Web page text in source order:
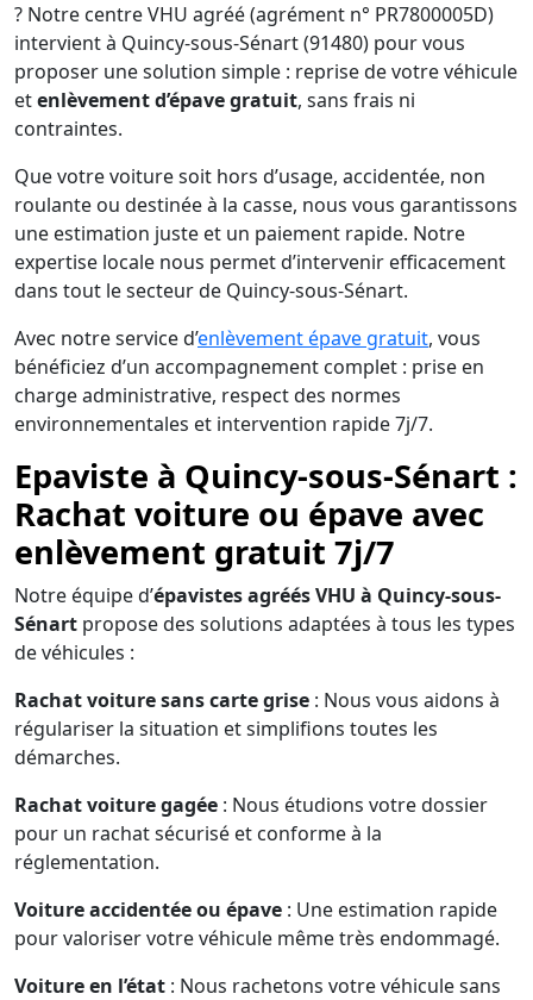
? Notre centre VHU agréé (agrément n° PR7800005D)
intervient à Quincy-sous-Sénart (91480) pour vous
proposer une solution simple : reprise de votre véhicule
etenlèvement d’épave gratuit, sans frais ni
contraintes.
Que votre voiture soit hors d’usage, accidentée, non
roulante ou destinée à la casse, nous vous garantissons
une estimation juste et un paiement rapide. Notre
expertise locale nous permet d’intervenir efficacement
dans tout le secteur de Quincy-sous-Sénart.
Avec notre service d’enlèvement épave gratuit, vous
bénéficiez d’un accompagnement complet : prise en
charge administrative, respect des normes
environnementales et intervention rapide 7j/7.
Epaviste à Quincy-sous-Sénart :
Rachat voiture ou épave avec
enlèvement gratuit 7j/7
Notre équipe d’épavistes agréés VHU à Quincy-sous-
Sénart propose des solutions adaptées à tous les types
de véhicules :
Rachat voiture sans carte grise : Nous vous aidons à
régulariser la situation et simplifions toutes les
démarches.
Rachat voiture gagée : Nous étudions votre dossier
pour un rachat sécurisé et conforme à la
réglementation.
Voiture accidentée ou épave : Une estimation rapide
pour valoriser votre véhicule même très endommagé.
Voiture en l’état : Nous rachetons votre véhicule sans